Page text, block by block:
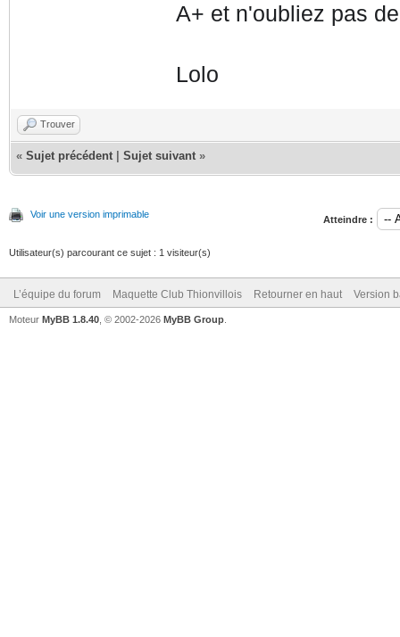
A+ et n'oubliez pas
Lolo
Trouver
« Sujet précédent Sujet suivant »
Voir une version imprimable Atteindre :
Utilisateur(s) parcourant ce sujet : 1 visiteur(s)
L’équipe du forum Maquette Club Thionvillois Retourner en haut Version
Moteur MyBB 1.8.40 , © 2002-2026 MyBB Group